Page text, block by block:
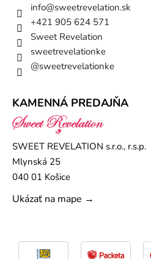
info@sweetrevelation.sk
+421 905 624 571
Sweet Revelation
sweetrevelationke
@sweetrevelationke
KAMENNÁ PREDAJŇA
SWEET REVELATION s.r.o., r.s.p.
Mlynská 25
040 01 Košice
Ukázať na mape →